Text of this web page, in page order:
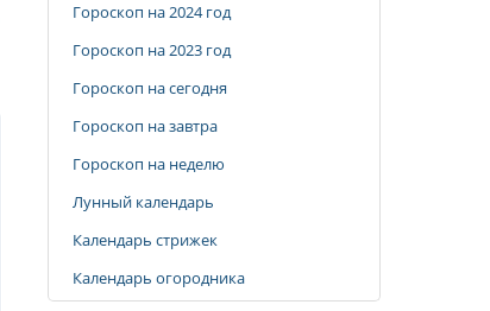
Гороскоп на 2024 год
Гороскоп на 2023 год
Гороскоп на сегодня
Гороскоп на завтра
Гороскоп на неделю
Лунный календарь
Календарь стрижек
Календарь огородника